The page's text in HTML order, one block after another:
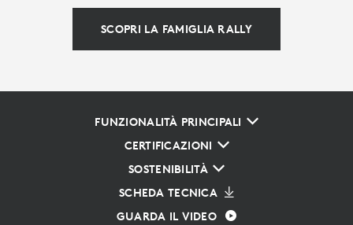
SCOPRI LA FAMIGLIA RALLY
FUNZIONALITÀ PRINCIPALI
CERTIFICAZIONI
SOSTENIBILITÀ
SCHEDA TECNICA
GUARDA IL VIDEO